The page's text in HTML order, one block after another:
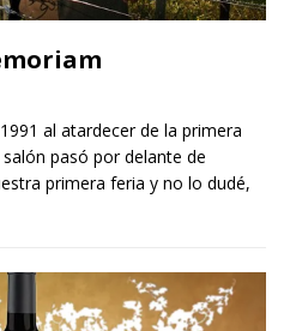
al atardecer de la primera
pasó por delante de
primera feria y no lo dudé,